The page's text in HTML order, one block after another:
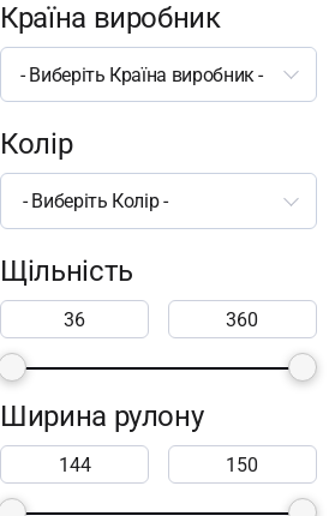
Країна виробник
- Виберіть Країна виробник -
Колір
- Виберіть Колір -
Щільність
Ширина рулону